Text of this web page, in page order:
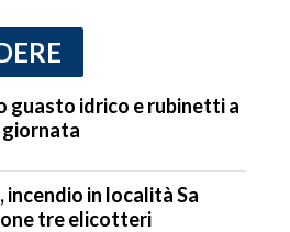
guasto idrico e rubinetti a
incendio in località Sa
tre elicotteri